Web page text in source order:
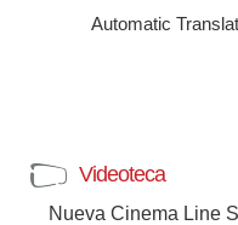
Automatic
Videoteca
Nueva Cinema Line